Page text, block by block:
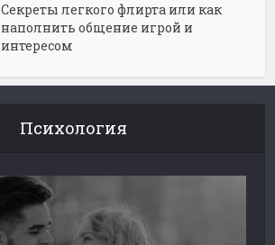
Секреты легкого флирта или как
наполнить общение игрой и
интересом
Психология